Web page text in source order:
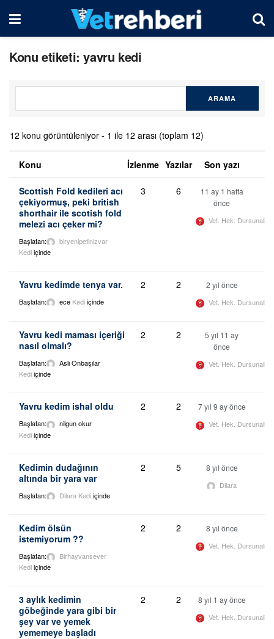
Konu etiketi: yavru kedi
12 konu görüntüleniyor - 1 ile 12 arası (toplam 12)
Konu İzlenme Yazılar Son yazı
Scottish Fold kedileri acı
çekiyormuş, peki british
shorthair ile scotish fold
melezi acı çeker mi?
Başlatan:
biryenipetinizvar
Kediiçinde
3 6
11 ay 1 hafta
önce
Vet. Hek. Dursunali
Yavru kedimde tenya var.
Başlatan: ece Kediiçinde
2 2 2 yıl önce
Vet. Hek. Dursunali
Yavru kedi maması içeriği
nasıl olmalı?
Başlatan:
Aslı Onbaşılar
Kediiçinde
2 2
5 yıl 11 ay
önce
Vet. Hek. Dursunali
Yavru kedim ishal oldu
Başlatan:
nilgun okur
Kediiçinde
2 2 7 yıl 9 ay önce
Vet. Hek. Dursunali
Kedimin dudağının
altında bir yara var
Başlatan: Dilara Kediiçinde
2 5 8 yıl önce
Dilara
Kedim ölsün
istemiyorum ??
Başlatan:
Birhayvansever
Kediiçinde
2 2 8 yıl önce
Vet. Hek. Dursunali
3 aylık kedimin
göbeğinde yara gibi bir
şey var ve yemek
yememeye başladı
2 2 8 yıl 1 ay önce
Vet. Hek. Dursunali